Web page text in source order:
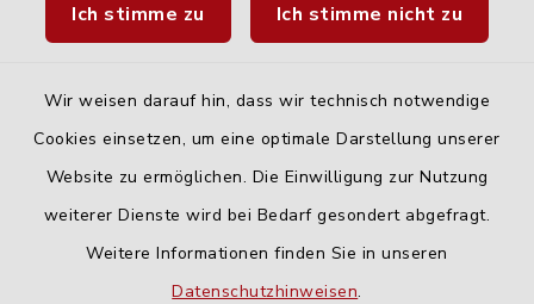
Ich stimme zu Ich stimme nicht zu
Wir weisen darauf hin, dass wir technisch notwendige
Cookies einsetzen, um eine optimale Darstellung unserer
Website zu ermöglichen. Die Einwilligung zur Nutzung
weiterer Dienste wird bei Bedarf gesondert abgefragt.
Weitere Informationen finden Sie in unseren
Datenschutzhinweisen.
Fahrplanauskunft DING
Barrierefreiheit